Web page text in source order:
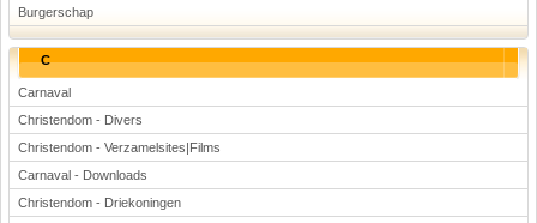
Burgerschap
C
Carnaval
Christendom - Divers
Christendom - Verzamelsites|Films
Carnaval - Downloads
Christendom - Driekoningen